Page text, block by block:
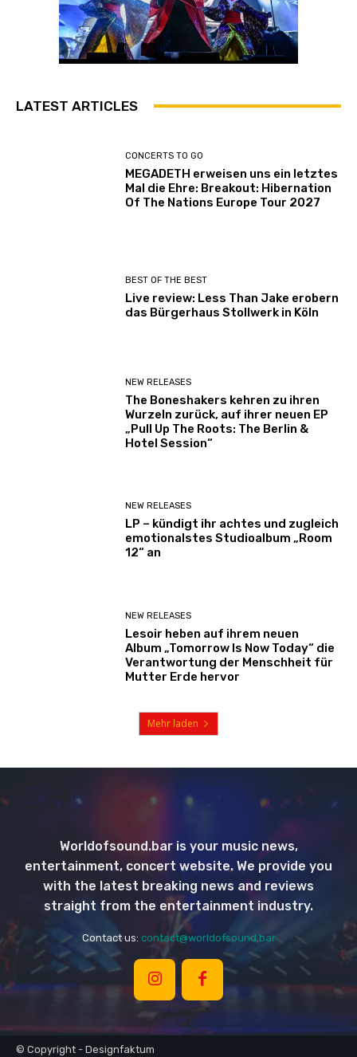
LATEST ARTICLES
CONCERTS TO GO
MEGADETH erweisen uns ein letztes
Mal die Ehre: Breakout: Hibernation
Of The Nations Europe Tour 2027
BEST OF THE BEST
Live review: Less Than Jake erobern
das Bürgerhaus Stollwerk in Köln
NEW RELEASES
The Boneshakers kehren zu ihren
Wurzeln zurück, auf ihrer neuen EP
„Pull Up The Roots: The Berlin &
Hotel Session“
NEW RELEASES
LP – kündigt ihr achtes und zugleich
emotionalstes Studioalbum „Room
12“ an
NEW RELEASES
Lesoir heben auf ihrem neuen
Album „Tomorrow Is Now Today“ die
Verantwortung der Menschheit für
Mutter Erde hervor
Mehr laden
Worldofsound.bar is your music news,
entertainment, concert website. We provide you
with the latest breaking news and reviews
straight from the entertainment industry.
Contact us: contact@worldofsound.bar
© Copyright - Designfaktum